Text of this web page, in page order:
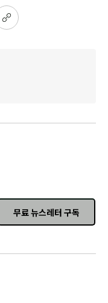
무료 뉴스레터 구독